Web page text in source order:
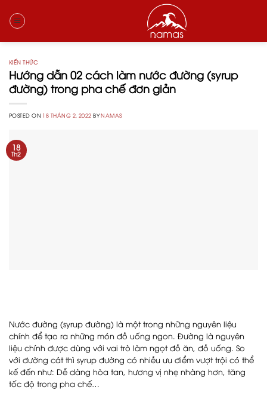
content
KIẾN THỨC
Hướng dẫn 02 cách làm nước đường (syrup
đường) trong pha chế đơn giản
POSTED ON 18 THÁNG 2, 2022 BYNAMAS
18
Th2
Nước đường (syrup đường) là một trong những nguyên liệu
chính để tạo ra những món đồ uống ngon. Đường là nguyên
liệu chính được dùng với vai trò làm ngọt đồ ăn, đồ uống. So
với đường cát thì syrup đường có nhiều ưu điểm vượt trội có thể
kế đến như: Dễ dàng hòa tan, hương vị nhẹ nhàng hơn, tăng
tốc độ trong pha chế…